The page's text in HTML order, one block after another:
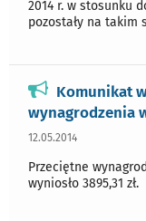
2014 r. w stosunku
pozostały na takim
Komunikat
wynagrodzenia
12.05.2014
Przeciętne
wyniosło 3895,31 zł.